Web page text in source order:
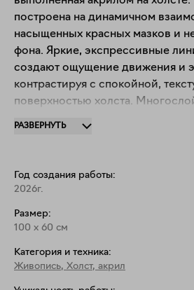
построена на динамичном
насыщенных красных мазков и
фона. Яркие, экспрессивные
создают ощущение движения и
контрастируя с спокойной,
поверхностью холста.
Эта авторская работа в стиле
искусства станет
РАЗВЕРНУТЬ
Год создания работы:
2026г.
Размер:
100 x 60 см
Категория и техника:
Живопись, Холст, акрил